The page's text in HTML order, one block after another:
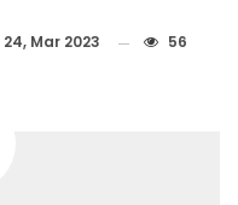
24, Mar 2023 56